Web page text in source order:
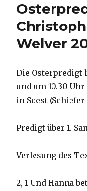
Welver
Die Osterpredigt
und um 10.30
in Soest (Schiefer
Predigt über 1.
Verlesung des
2, 1 Und Hanna